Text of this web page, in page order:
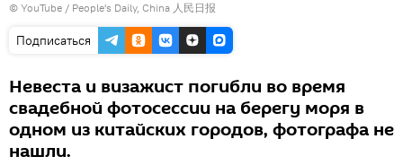
© YouTube / People's Daily, China 人民日报
Подписаться
Невеста и визажист погибли во время
свадебной фотосессии на берегу моря в
одном из китайских городов, фотографа не
нашли.